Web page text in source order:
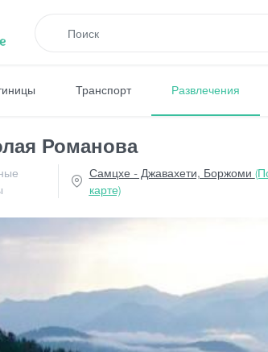
Транспорт Развлечения
Романова
Самцхе - Джавахети, Боржоми
карте)